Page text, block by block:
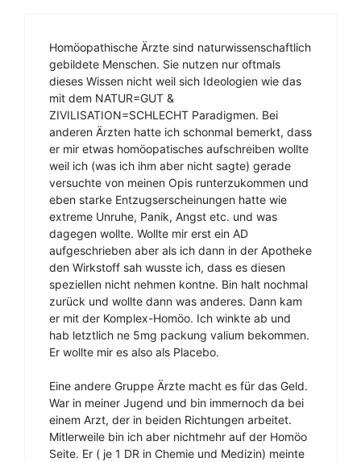
Homöopathische Ärzte sind naturwissenschaftlich
gebildete Menschen. Sie nutzen nur oftmals
dieses Wissen nicht weil sich Ideologien wie das
mit dem NATUR=GUT &
ZIVILISATION=SCHLECHT Paradigmen. Bei
anderen Ärzten hatte ich schonmal bemerkt, dass
er mir etwas homöopatisches aufschreiben wollte
weil ich (was ich ihm aber nicht sagte) gerade
versuchte von meinen Opis runterzukommen und
eben starke Entzugserscheinungen hatte wie
extreme Unruhe, Panik, Angst etc. und was
dagegen wollte. Wollte mir erst ein AD
aufgeschrieben aber als ich dann in der Apotheke
den Wirkstoff sah wusste ich, dass es diesen
speziellen nicht nehmen kontne. Bin halt nochmal
zurück und wollte dann was anderes. Dann kam
er mit der Komplex-Homöo. Ich winkte ab und
hab letztlich ne 5mg packung valium bekommen.
Er wollte mir es also als Placebo.
Eine andere Gruppe Ärzte macht es für das Geld.
War in meiner Jugend und bin immernoch da bei
einem Arzt, der in beiden Richtungen arbeitet.
Mitlerweile bin ich aber nichtmehr auf der Homöo
Seite. Er ( je 1 DR in Chemie und Medizin) meinte